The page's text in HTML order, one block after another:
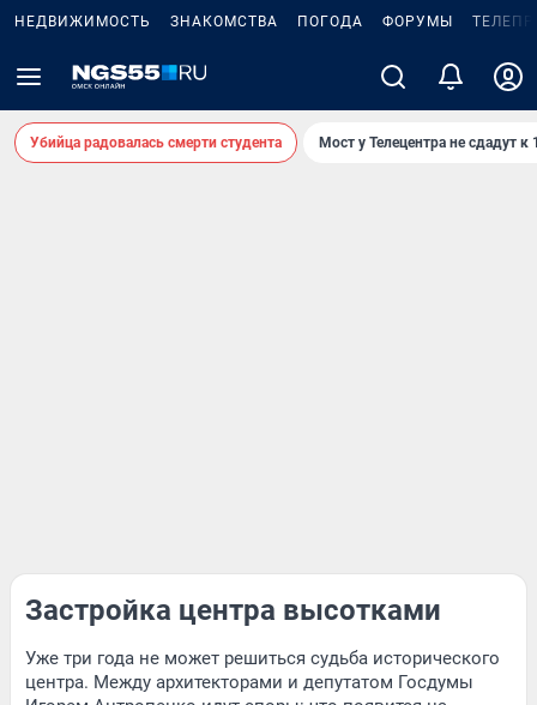
НЕДВИЖИМОСТЬ ЗНАКОМСТВА ПОГОДА ФОРУМЫ
Убийца радовалась смерти студента Мост у Телецентра не сдадут к
Застройка центра высотками
Уже три года не может решиться судьба исторического
центра. Между архитекторами и депутатом Госдумы